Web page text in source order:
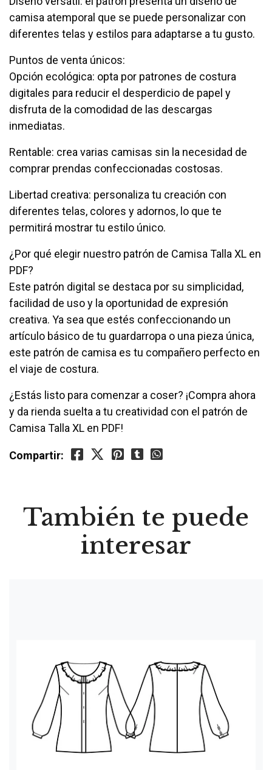
camisa atemporal que se puede personalizar con
diferentes telas y estilos para adaptarse a tu gusto.
Puntos de venta únicos:
Opción ecológica: opta por patrones de costura
digitales para reducir el desperdicio de papel y
disfruta de la comodidad de las descargas
inmediatas.
Rentable: crea varias camisas sin la necesidad de
comprar prendas confeccionadas costosas.
Libertad creativa: personaliza tu creación con
diferentes telas, colores y adornos, lo que te
permitirá mostrar tu estilo único.
¿Por qué elegir nuestro patrón de Camisa Talla XL en
PDF?
Este patrón digital se destaca por su simplicidad,
facilidad de uso y la oportunidad de expresión
creativa. Ya sea que estés confeccionando un
artículo básico de tu guardarropa o una pieza única,
este patrón de camisa es tu compañero perfecto en
el viaje de costura.
¿Estás listo para comenzar a coser? ¡Compra ahora
y da rienda suelta a tu creatividad con el patrón de
Camisa Talla XL en PDF!
Compartir:
También te puede
interesar